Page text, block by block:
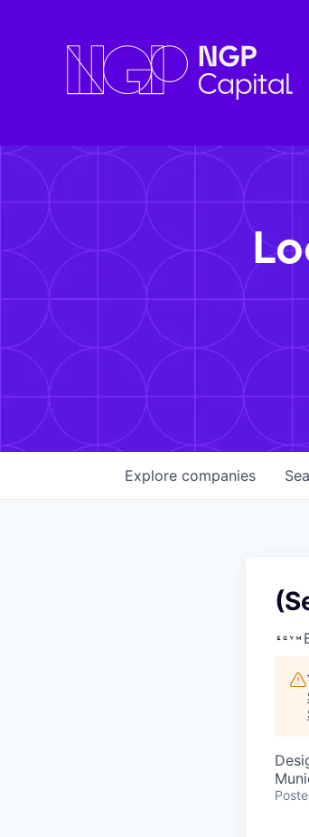
Explore companies